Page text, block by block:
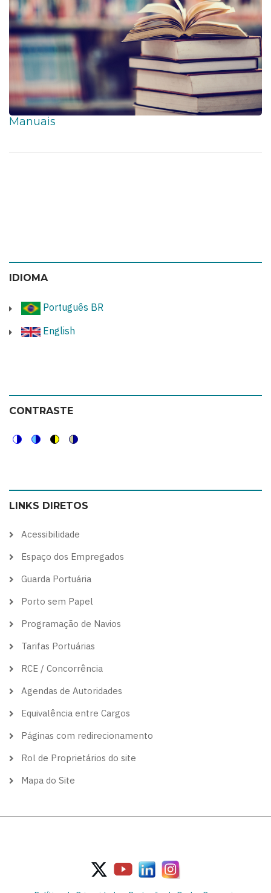
Manuais
IDIOMA
Português BR
English
CONTRASTE
color
theme
blue
theme
high
visibility
soft
theme
LINKS DIRETOS
Acessibilidade
Espaço dos Empregados
Guarda Portuária
Porto sem Papel
Programação de Navios
Tarifas Portuárias
RCE / Concorrência
Agendas de Autoridades
Equivalência entre Cargos
Páginas com redirecionamento
Rol de Proprietários do site
Mapa do Site